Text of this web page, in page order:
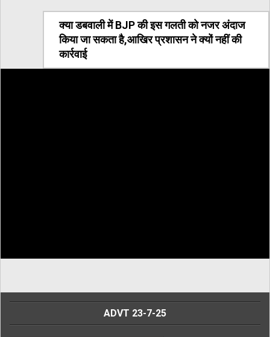
क्या डबवाली में BJP की इस गलती को नजर अंदाज
किया जा सकता है,आखिर प्रशासन ने क्यों नहीं की
कार्रवाई
ADVT 23-7-25